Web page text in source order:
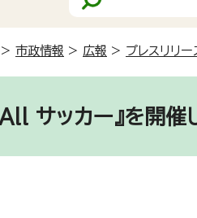
> 市政情報 > 広報 > プレスリリー
サッカー』を開催